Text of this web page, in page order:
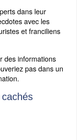
dans leur
avec les
et franciliens
des informations
pas dans un